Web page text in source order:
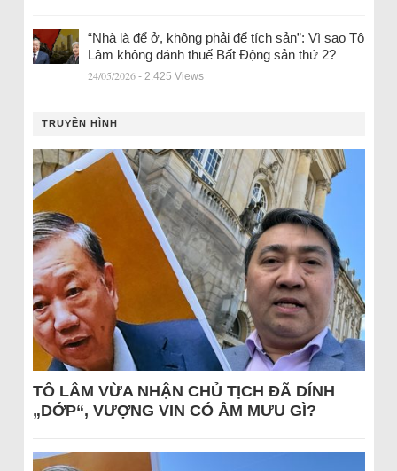
“Nhà là để ở, không phải để tích sản”: Vì sao Tô
Lâm không đánh thuế Bất Động sản thứ 2?
24/05/2026 - 2.425 Views
TRUYỀN HÌNH
TÔ LÂM VỪA NHẬN CHỦ TỊCH ĐÃ DÍNH
„DỚP“, VƯỢNG VIN CÓ ÂM MƯU GÌ?